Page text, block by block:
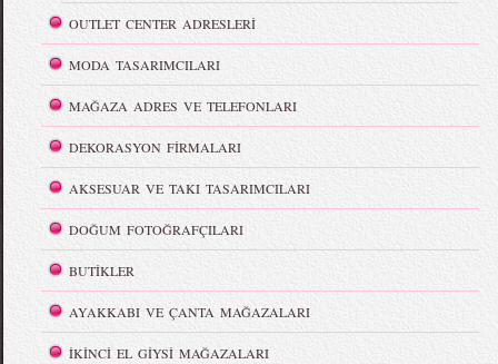
OUTLET CENTER ADRESLERİ
MODA TASARIMCILARI
MAĞAZA ADRES VE TELEFONLARI
DEKORASYON FİRMALARI
AKSESUAR VE TAKI TASARIMCILARI
DOĞUM FOTOĞRAFÇILARI
BUTİKLER
AYAKKABI VE ÇANTA MAĞAZALARI
İKİNCİ EL GİYSİ MAĞAZALARI